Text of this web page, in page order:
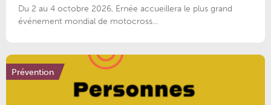
Du 2 au 4 octobre 2026, Ernée accueillera le plus grand
événement mondial de motocross...
Prévention